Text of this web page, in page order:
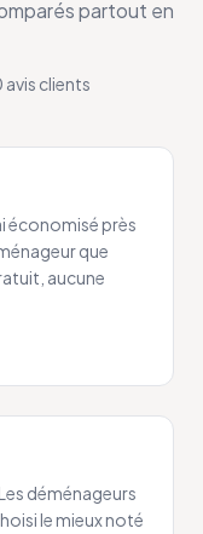
partout en
avis clients
économisé près
que
aucune
déménageurs
le mieux noté